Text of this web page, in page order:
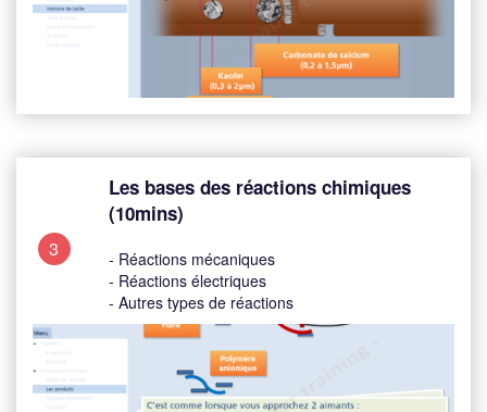
3
Les bases des réactions chimiques
(10mins)
- Réactions mécaniques
- Réactions électriques
- Autres types de réactions